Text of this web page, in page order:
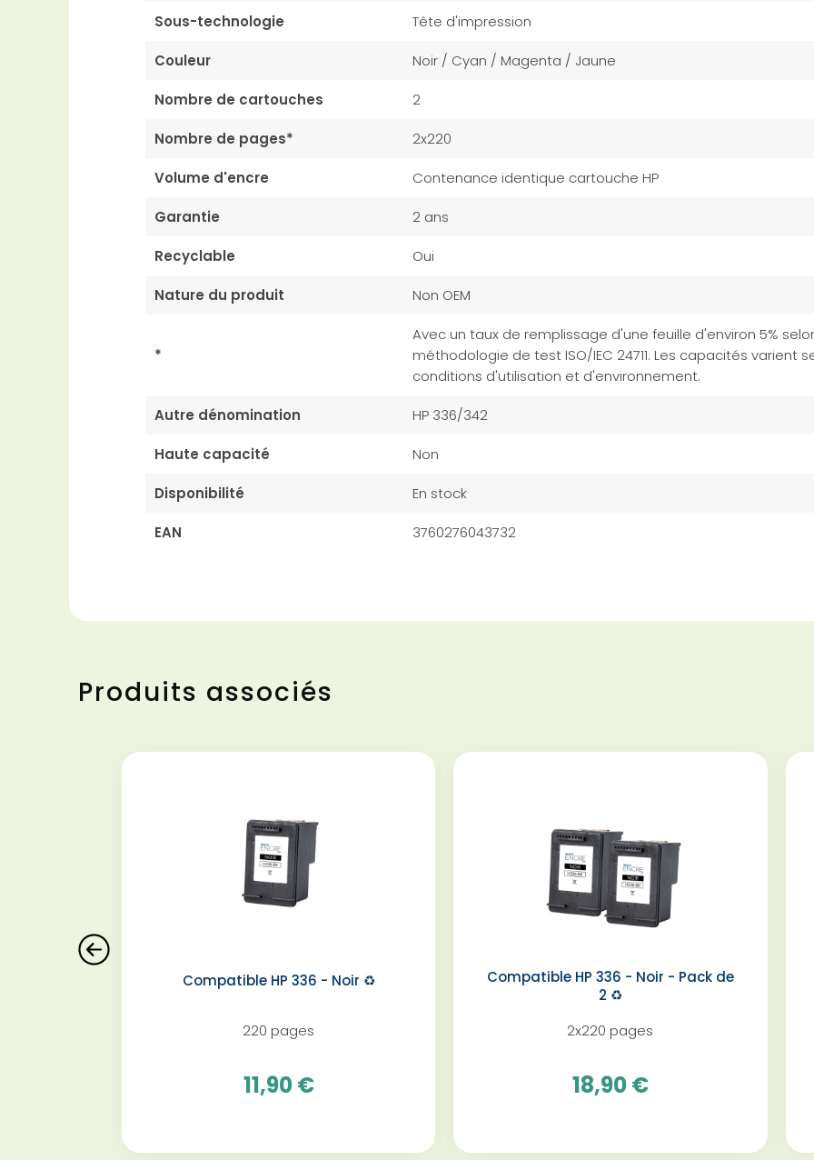
Sous-technologie Tête d'impression
Couleur Noir / Cyan / Magenta / Jaune
Nombre de cartouches 2
Nombre de pages* 2x220
Volume d'encre Contenance identique cartouche HP
Garantie 2 ans
Recyclable Oui
Nature du produit Non OEM
*
Avec un taux de remplissage d'une feuille d'environ 5%
méthodologie de test ISO/IEC 24711. Les capacités varient
conditions d'utilisation et d'environnement.
Autre dénomination HP 336/342
Haute capacité Non
Disponibilité En stock
EAN 3760276043732
Produits associés
Compatible HP 336 - Noir️ ♻️
220 pages
11,90 €
Compatible HP 336 - Noir - Pack de
2 ♻️
2x220 pages
18,90 €